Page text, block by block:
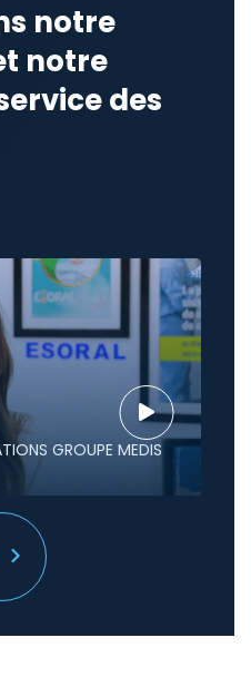
notre
notre
des
GROUPE MEDIS